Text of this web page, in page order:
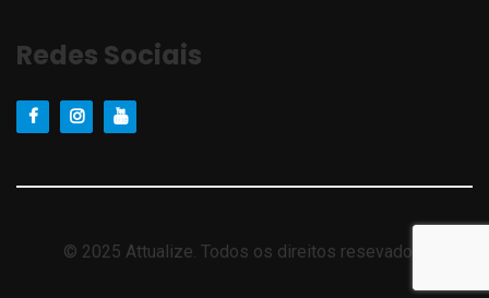
Redes Sociais
© 2025 Attualize. Todos os direitos resevados.